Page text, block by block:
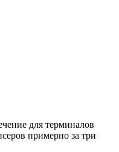
для терминалов
примерно за три